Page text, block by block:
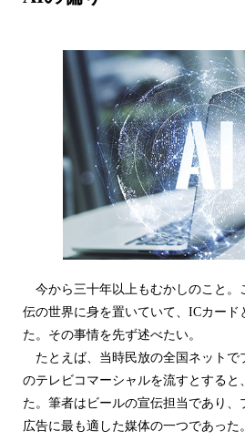
今から三十年以上もむかしのこと。
伝の世界に身を置いていて、ICカード
た。その事情を先ず述べたい。
たとえば、当時民放の全国ネットで
のテレビコマーシャルを流すとすると
た。筆者はビールの宣伝担当であり
広告に最も適した媒体の一つであっ